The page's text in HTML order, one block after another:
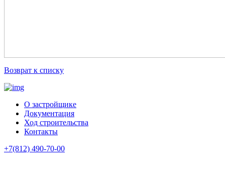
Возврат к списку
О застройщике
Документация
Ход строительства
Контакты
+7(812) 490-70-00